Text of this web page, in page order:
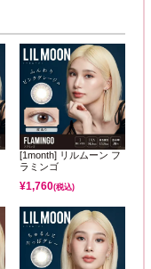
[1month] リルムーン フ
ラミンゴ
¥1,760(税込)